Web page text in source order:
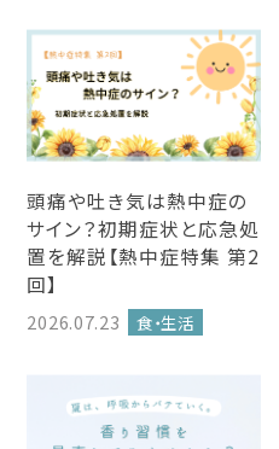
頭痛や吐き気は熱中症の
サイン？初期症状と応急処
置を解説【熱中症特集 第2
回】
2026.07.23 食・生活